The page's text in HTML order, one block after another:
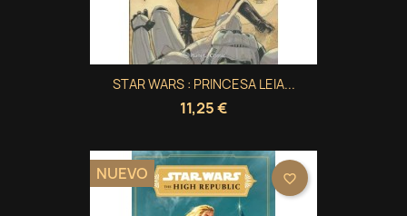
STAR WARS : PRINCESA LEIA...
11,25 €
NUEVO favorite_border